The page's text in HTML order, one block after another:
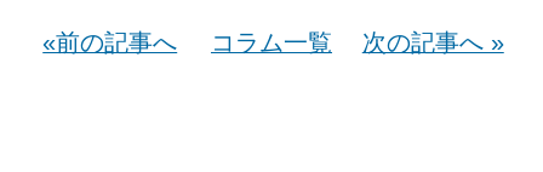
«前の記事へ コラム一覧 次の記事へ »